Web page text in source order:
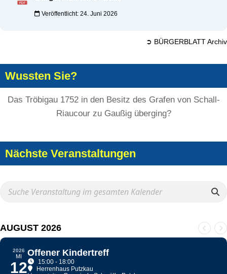
Veröffentlicht: 24. Juni 2026
➲ BÜRGERBLATT Archiv
Wussten Sie?
Das Tröbigau 1752 in den Besitz des Grafen von Schall-
Riaucour zu Gaußig überging?
Nächste Veranstaltungen
AUGUST 2026
2026
MI
12
Offener Kindertreff
15:00 - 18:00
Herrenhaus Putzkau